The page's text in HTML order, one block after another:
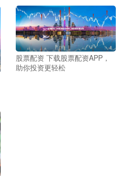
股票配资 下载股票配资APP，
助你投资更轻松